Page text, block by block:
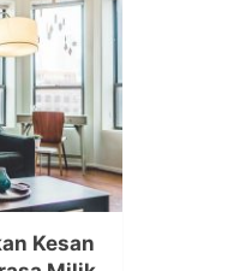
Kesan